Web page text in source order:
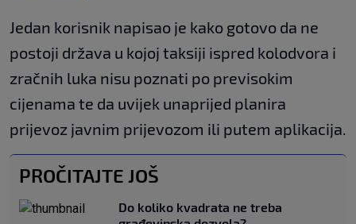
Jedan korisnik napisao je kako gotovo da ne
postoji država u kojoj taksiji ispred kolodvora i
zračnih luka nisu poznati po previsokim
cijenama te da uvijek unaprijed planira
prijevoz javnim prijevozom ili putem aplikacija.
PROČITAJTE JOŠ
Do koliko kvadrata ne treba